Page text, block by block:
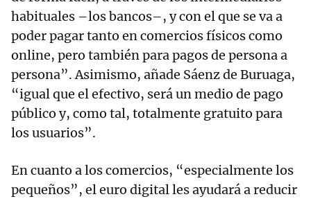
habituales –los bancos–, y con el que se va a
poder pagar tanto en comercios físicos como
online, pero también para pagos de persona a
persona”. Asimismo, añade Sáenz de Buruaga,
“igual que el efectivo, será un medio de pago
público y, como tal, totalmente gratuito para
los usuarios”.
En cuanto a los comercios, “especialmente los
pequeños”, el euro digital les ayudará a reducir